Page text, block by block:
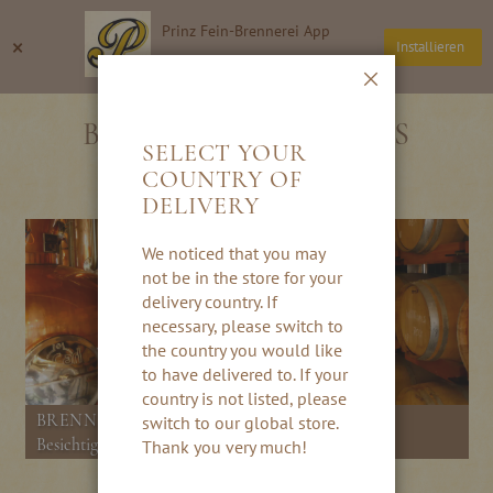
× Prinz Fein-Brennerei App
Installieren
Inhalt
Suche
BRENNEREI ERLEBNIS
FÜHRUNG
BRENNEREIFÜHRUNG
Besichtigung der Fein-Brennerei Prinz
SELECT YOUR
COUNTRY OF
DELIVERY
We noticed that you may
not be in the store for your
delivery country. If
necessary, please switch to
the country you would like
to have delivered to. If your
country is not listed, please
switch to our global store.
Thank you very much!